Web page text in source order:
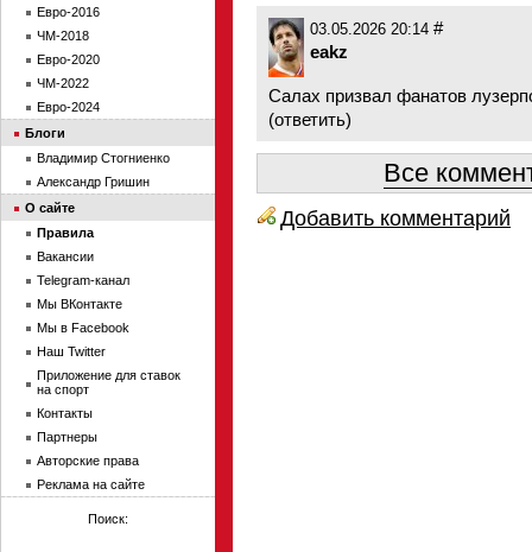
03.05.2026 20:14 #
eakz
Салах призвал фанатов
(ответить)
Все
Добавить комментарий
Евро-2016
ЧМ-2018
Евро-2020
ЧМ-2022
Евро-2024
Блоги
Владимир Стогниенко
Александр Гришин
О сайте
Правила
Вакансии
Telegram-канал
Мы ВКонтакте
Мы в Facebook
Наш Twitter
Приложение для ставок
на спорт
Контакты
Партнеры
Авторские права
Реклама на сайте
Поиск: